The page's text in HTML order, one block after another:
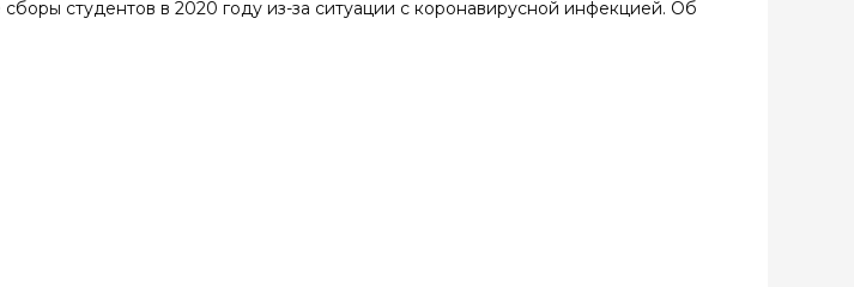
студентов в 2020 году из-за ситуации с коронавирусной инфекцией. Об